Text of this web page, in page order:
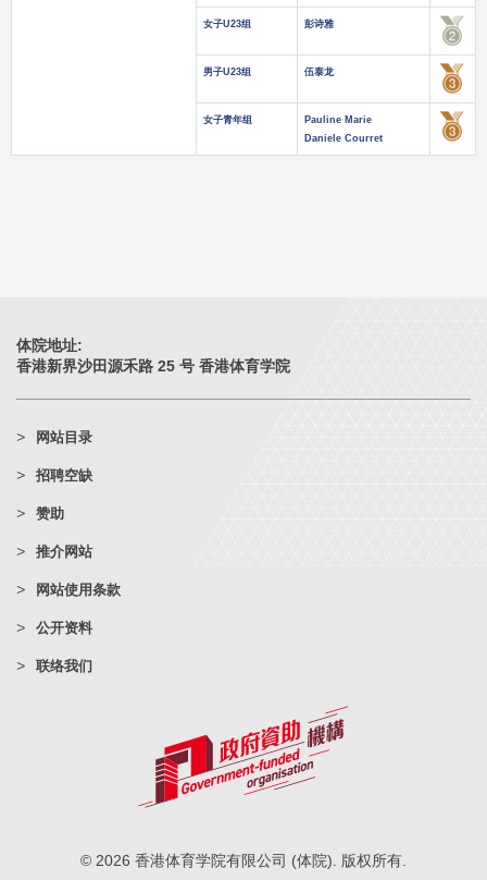
女子U23组 彭诗雅
男子U23组 伍泰龙
女子青年组
Pauline Marie
Daniele Courret
体院地址:
香港新界沙田源禾路 25 号 香港体育学院
网站目录
招聘空缺
赞助
推介网站
网站使用条款
公开资料
联络我们
© 2026 香港体育学院有限公司 (体院). 版权所有.